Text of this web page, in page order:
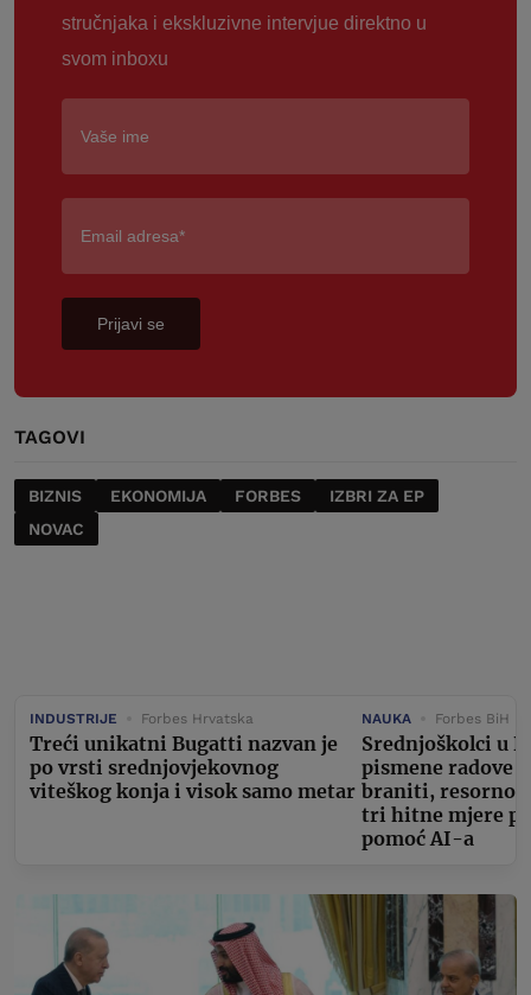
stručnjaka i ekskluzivne intervjue direktno u
svom inboxu
Prijavi se
TAGOVI
BIZNIS EKONOMIJA FORBES
IZBRI ZA EP
NOVAC
INDUSTRIJE Forbes Hrvatska
Treći unikatni Bugatti nazvan je
po vrsti srednjovjekovnog
viteškog konja i visok samo metar
NAUKA Forbes BiH
Srednjoškolci u
pismene radove
braniti, resorno
tri hitne mjere
pomoć AI-a